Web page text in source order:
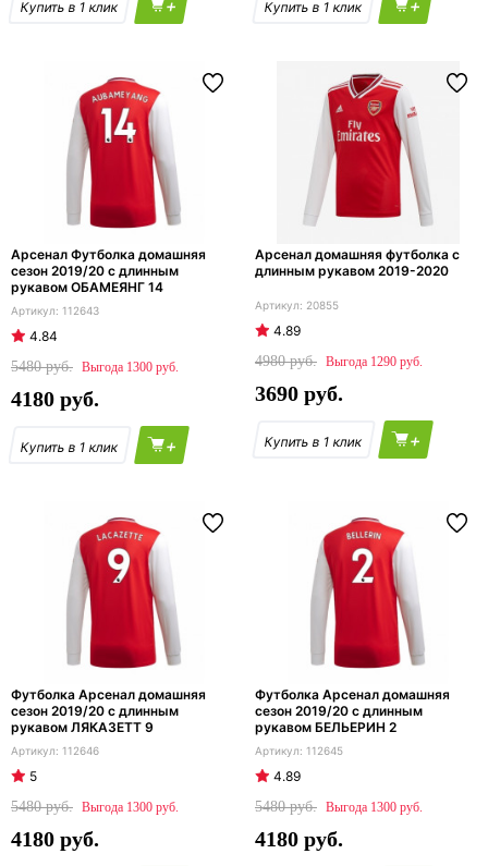
+ +
Арсенал Футболка домашняя
сезон 2019/20 с длинным
рукавом ОБАМЕЯНГ 14
112643
4.84
5480
1300
4180
+
Арсенал домашняя футболка с
длинным рукавом 2019-2020
20855
4.89
4980
1290
3690
+
Футболка Арсенал домашняя
сезон 2019/20 с длинным
рукавом ЛЯКАЗЕТТ 9
112646
5
5480
1300
4180
Футболка Арсенал домашняя
сезон 2019/20 с длинным
рукавом БЕЛЬЕРИН 2
112645
4.89
5480
1300
4180